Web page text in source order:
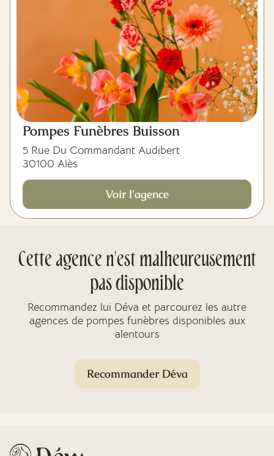
Pompes Funèbres Buisson
5 Rue Du Commandant Audibert
30100 Alès
Voir l'agence
Cette agence n'est malheureusement
pas disponible
Recommandez lui Déva et parcourez les autre
agences de pompes funèbres disponibles aux
alentours
Recommander Déva